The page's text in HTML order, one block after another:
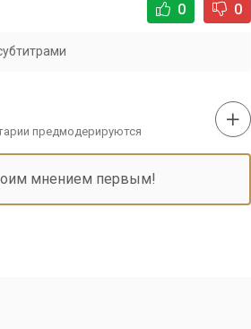
0 0
предмодерируются
мнением первым!